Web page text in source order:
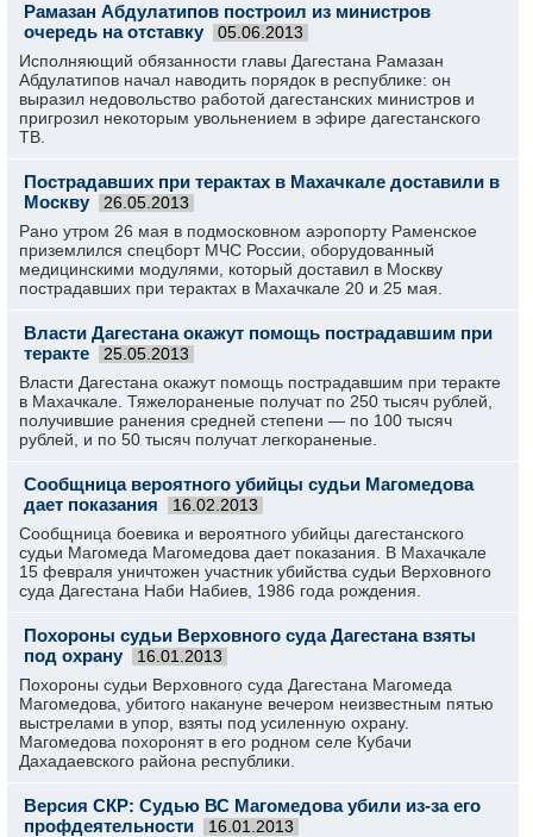
Рамазан Абдулатипов построил из министров
очередь на отставку
05.06.2013
Исполняющий обязанности главы Дагестана Рамазан
Абдулатипов начал наводить порядок в республике: он
выразил недовольство работой дагестанских министров и
пригрозил некоторым увольнением в эфире дагестанского
ТВ.
Пострадавших при терактах в Махачкале доставили в
Москву
26.05.2013
Рано утром 26 мая в подмосковном аэропорту Раменское
приземлился спецборт МЧС России, оборудованный
медицинскими модулями, который доставил в Москву
пострадавших при терактах в Махачкале 20 и 25 мая.
Власти Дагестана окажут помощь пострадавшим при
теракте
25.05.2013
Власти Дагестана окажут помощь пострадавшим при теракте
в Махачкале. Тяжелораненые получат по 250 тысяч рублей,
получившие ранения средней степени — по 100 тысяч
рублей, и по 50 тысяч получат легкораненые.
Сообщница вероятного убийцы судьи Магомедова
дает показания
16.02.2013
Сообщница боевика и вероятного убийцы дагестанского
судьи Магомеда Магомедова дает показания. В Махачкале
15 февраля уничтожен участник убийства судьи Верховного
суда Дагестана Наби Набиев, 1986 года рождения.
Похороны судьи Верховного суда Дагестана взяты
под охрану
16.01.2013
Похороны судьи Верховного суда Дагестана Магомеда
Магомедова, убитого накануне вечером неизвестным пятью
выстрелами в упор, взяты под усиленную охрану.
Магомедова похоронят в его родном селе Кубачи
Дахадаевского района республики.
Версия СКР: Судью ВС Магомедова убили из-за его
профдеятельности
16.01.2013